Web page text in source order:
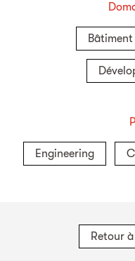
Bâtiment
Engineering
Retour